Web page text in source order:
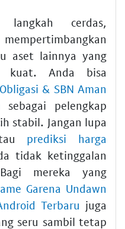
langkah cerdas,
aset lainnya yang
kuat. Anda bisa
& SBN Aman
sebagai pelengkap
stabil. Jangan lupa
prediksi harga
tidak ketinggalan
mereka yang
Garena Undawn
Terbaru juga
seru sambil tetap